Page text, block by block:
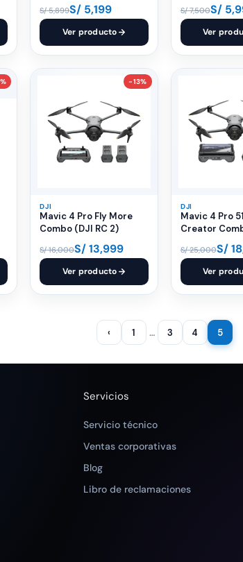
S/5,899S/ 5,199
Ver producto
S/7,500S/
Ver
-13%
DJI
Mavic 4 Pro Fly More
Combo (DJI RC 2)
S/16,000S/13,999
Ver producto
DJI
Mavic 4 Pro
Creator
S/25,000S/
Ver
‹ 1 … 3 4 5
Servicios
Servicio técnico
Ventas corporativas
Blog
Libro de reclamaciones